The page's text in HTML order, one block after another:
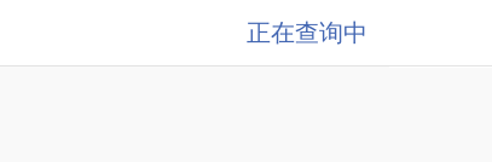
正在查询中